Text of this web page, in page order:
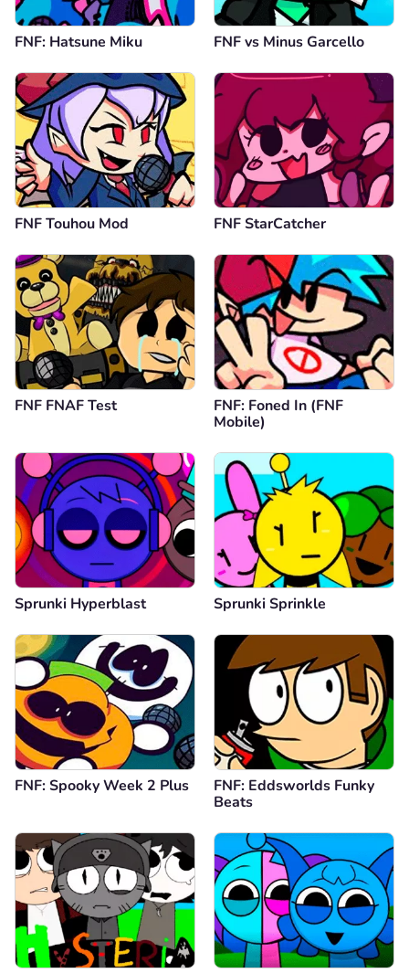
Epicly better
Respuesta
2
Cancelar Comentario
Ethan the dragon
01.11.2024
wow this mod is the goat
Respuesta
3
Cancelar Comentario
Anónimo
01.11.2024
i like how its like zooming in and out and theatrical,
wow this mod is the goat
Respuesta
0
Cancelar Comentario
FNF: Hatsune Miku FNF vs Minus Garcello
FNF Touhou Mod FNF StarCatcher
FNF FNAF Test
FNF: Foned In (FNF
Mobile)
Sprunki Hyperblast Sprunki Sprinkle
FNF: Spooky Week 2 Plus
FNF: Eddsworlds Funky
Beats